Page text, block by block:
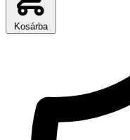
Kosárba